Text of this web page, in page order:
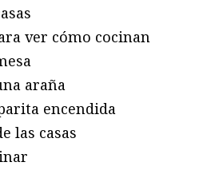
ver cómo cocinan
araña
encendida
las casas